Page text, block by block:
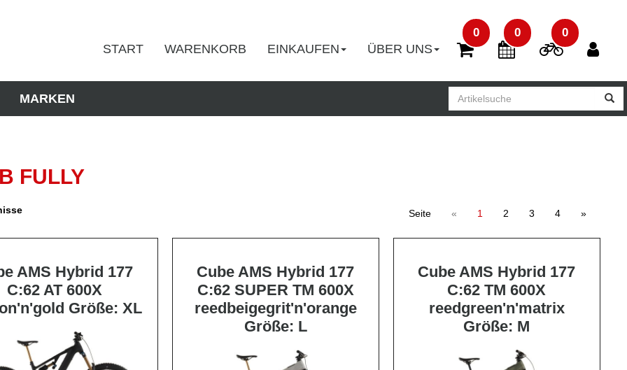
0 0 0
START WARENKORB EINKAUFEN ÜBER UNS
MARKEN
FULLY
Seite « 1 2 3 4 »
AMS Hybrid 177
C:62 AT 600X
Größe: XL
Cube AMS Hybrid 177
C:62 SUPER TM 600X
reedbeigegrit'n'orange
Größe: L
Cube AMS Hybrid 177
C:62 TM 600X
reedgreen'n'matrix
Größe: M